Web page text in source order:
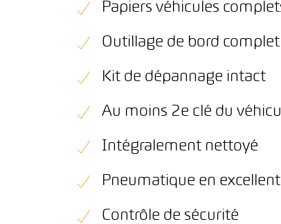
Papiers véhicules
Outillage de bord
Kit de dépannage intact
Au moins 2e clé du
Intégralement nettoyé
Pneumatique en
Contrôle de sécurité